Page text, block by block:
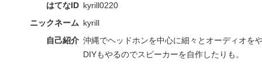
はてなID kyrill0220
ニックネーム kyrill
自己紹介 沖縄でヘッドホンを中心に細々とオーディオを
DIYもやるのでスピーカーを自作したりも。